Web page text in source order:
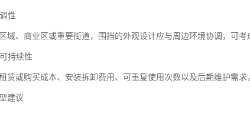
性
域、商业区或重要街道，围挡的外观设计应与周边环境协调，可
持续性
赁或购买成本、安装拆卸费用、可重复使用次数以及后期维护需求
建议